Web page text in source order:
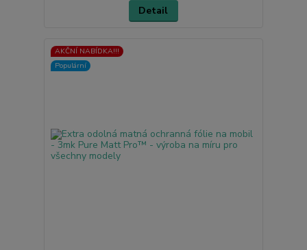
Detail
AKČNÍ NABÍDKA!!!
Populární